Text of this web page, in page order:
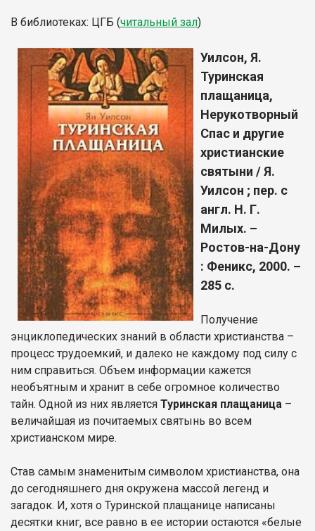
В библиотеках: ЦГБ (читальный зал)
Уилсон, Я.
Туринская
плащаница,
Нерукотворный
Спас и другие
христианские
святыни / Я.
Уилсон ; пер. с
англ. Н. Г.
Милых. –
Ростов-на-Дону
: Феникс, 2000. –
285 с.
Получение
энциклопедических знаний в области христианства –
процесс трудоемкий, и далеко не каждому под силу с
ним справиться. Объем информации кажется
необъятным и хранит в себе огромное количество
тайн. Одной из них является Туринская плащаница –
величайшая из почитаемых святынь во всем
христианском мире.
Став самым знаменитым символом христианства, она
до сегодняшнего дня окружена массой легенд и
загадок. И, хотя о Туринской плащанице написаны
десятки книг, все равно в ее истории остаются «белые